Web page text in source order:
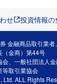
せ 投資情報
金融商品取引業
（金商）第44号
、一般社団法人
等取引業協会
Ltd. ALL Rights